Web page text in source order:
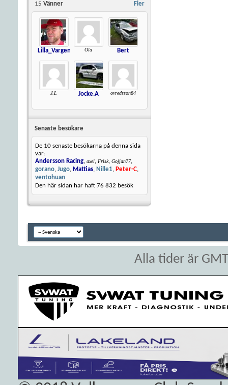
Fler
15 Vänner
Lilla_Vargen Ola Bert
J.L Jocke.A ovredsson84
Senaste besökare
De 10 senaste besökarna på denna sida
var:
Andersson Racing, axel, Frisk, Gojjan77,
gorano, Jugo, Mattias, Nille1, Peter-C,
ventohuan
Den här sidan har haft 76 832 besök
Alla tider är